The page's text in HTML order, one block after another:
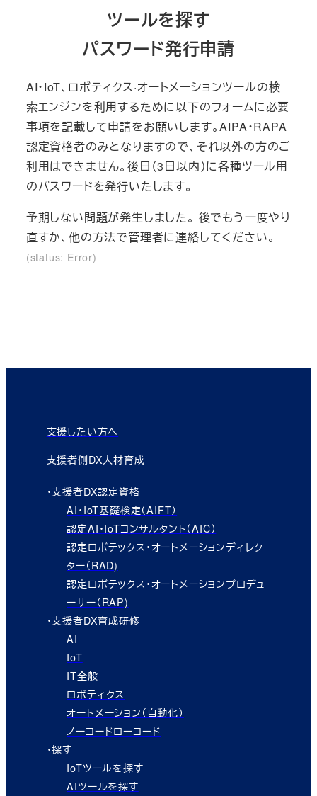
ツールを探す
パスワード発行申請
AI・IoT、ロボティクス·オートメーションツールの検
索エンジンを利用するために以下のフォームに必要
事項を記載して申請をお願いします。AIPA・RAPA
認定資格者のみとなりますので、それ以外の方のご
利用はできません。後日（3日以内）に各種ツール用
のパスワードを発行いたします。
予期しない問題が発生しました。 後でもう一度やり
直すか、他の方法で管理者に連絡してください。
(status: Error)
支援したい方へ
支援者側DX人材育成
・支援者DX認定資格
AI・IoT基礎検定（AIFT）
認定AI・IoTコンサルタント（AIC）
認定ロボテックス・オートメーションディレク
ター（RAD)
認定ロボテックス・オートメーションプロデュ
ーサー（RAP)
・支援者DX育成研修
AI
IoT
IT全般
ロボティクス
オートメーション（自動化）
ノーコードローコード
・探す
IoTツールを探す
AIツールを探す